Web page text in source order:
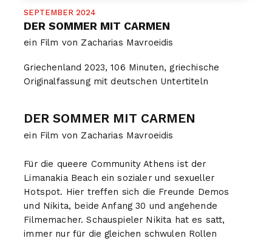
SEPTEMBER 2024
DER SOMMER MIT CARMEN
ein Film von Zacharias Mavroeidis
Griechenland 2023, 106 Minuten, griechische
Originalfassung mit deutschen Untertiteln
DER SOMMER MIT CARMEN
ein Film von Zacharias Mavroeidis
Für die queere Community Athens ist der
Limanakia Beach ein sozialer und sexueller
Hotspot. Hier treffen sich die Freunde Demos
und Nikita, beide Anfang 30 und angehende
Filmemacher. Schauspieler Nikita hat es satt,
immer nur für die gleichen schwulen Rollen